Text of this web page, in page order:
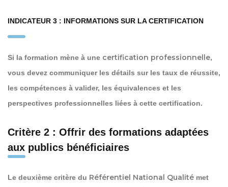
INDICATEUR 3 : INFORMATIONS SUR LA CERTIFICATION
Si la formation mène à une certification professionnelle,
vous devez communiquer les détails sur les taux de réussite,
les compétences à valider, les équivalences et les
perspectives professionnelles liées à cette certification.
Critère 2 : Offrir des formations adaptées
aux publics bénéficiaires
Le deuxième critère du Référentiel National Qualité met